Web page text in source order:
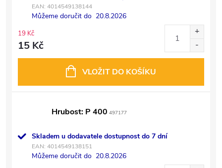
EAN: 4014549138144
Můžeme doručit do 20.8.2026
19 Kč
15 Kč
VLOŽIT DO KOŠÍKU
Hrubost: P 400 497177
Skladem u dodavatele dostupnost do 7 dní
EAN: 4014549138151
Můžeme doručit do 20.8.2026